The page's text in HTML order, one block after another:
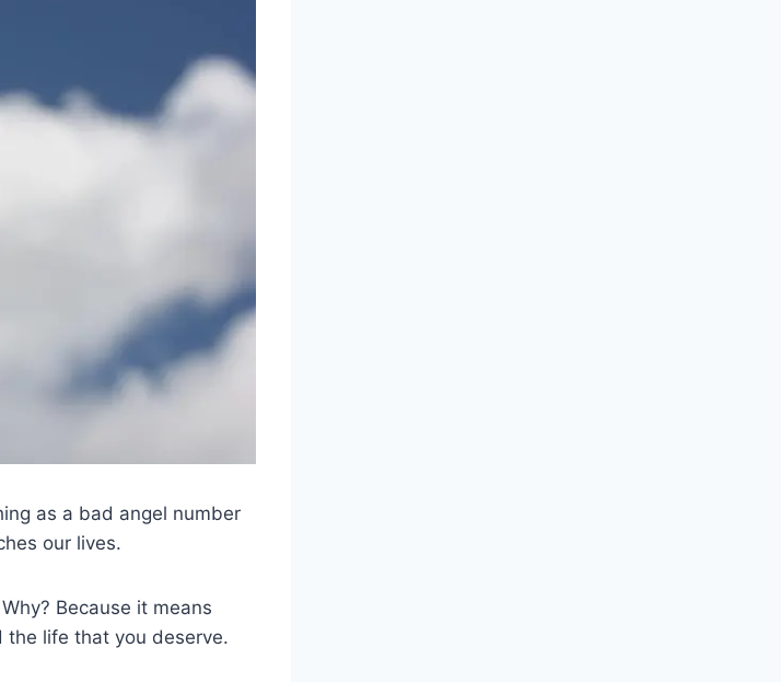
as a bad angel number
our lives.
Because it means
the life that you deserve.